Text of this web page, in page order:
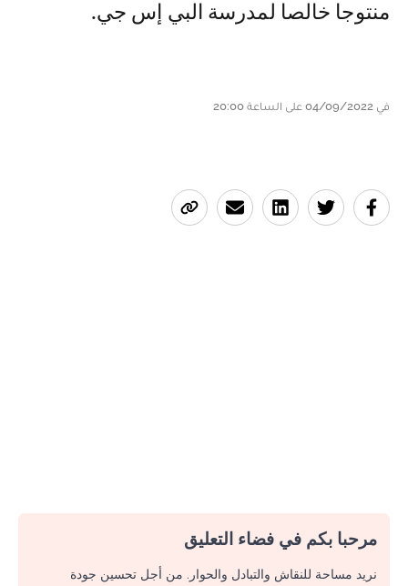
منتوجا خالصا لمدرسة البي إس جي.
في 04/09/2022 على الساعة 20:00
مرحبا بكم في فضاء التعليق
نريد مساحة للنقاش والتبادل والحوار. من أجل تحسين جودة